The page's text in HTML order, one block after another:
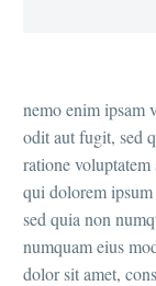
nemo enim ipsam
odit aut fugit, sed
ratione
qui dolorem
sed quia non
numquam eius
dolor sit amet,